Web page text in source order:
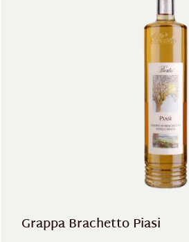
Grappa Brachetto Piasi